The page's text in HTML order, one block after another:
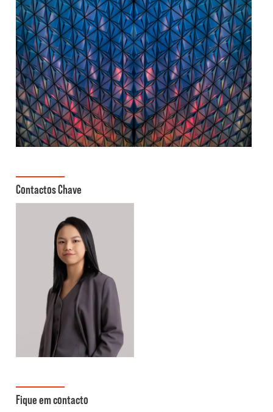
Contactos Chave
Fique em contacto